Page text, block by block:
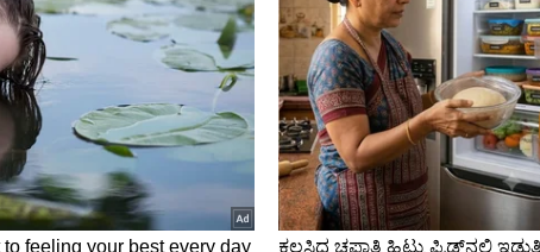
ಕರೆದೊಯ್ದು ಪ್ರಶ್ನಿಸಿದಾಗ ಕೊನೆಗೆ ತನ್ನ ವಿವರ
ಎಡಪಂಥೀಯ ವಿಷಯಗಳಲ್ಲಿ ಆಕರ್ಷಣೆಯಾಗಿದೆ. ಅಂದಿನಿಂದ
ಯವರೊಂದಿಗೆ ಸಂಪರ್ಕದಲ್ಲಿಟ್ಟುಕೊಂಡಿದ್ದೆ. ತನ್ನ
ಸಂಬಂಧಿಸಿದ ಲೆಟರ್‌ಗಳು ಸೇರಿ ಇತರೆ
ಅಲ್ಲದೆ ತನ್ನ ಲ್ಯಾಪ್ ಟಾಪ್ ಹಾಗೂ ಪೆನ್ ಡ್ರೈವ್ ಅನ್ನು
ಪೆನ್ ಡ್ರೈವ್‌ಗಳು ಇಂದಿರಾನಗರದಲ್ಲಿರುವ ಆತನ ಸ್ನೇಹಿತನ